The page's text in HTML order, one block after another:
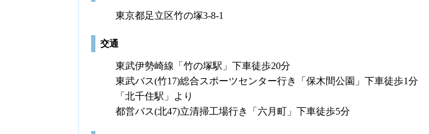
東京都足立区竹の塚3-8-1
交通
東武伊勢崎線「竹の塚駅」下車徒歩20分
東武バス(竹17)総合スポーツセンター行き「保木間公園」下車徒歩1分
「北千住駅」より
都営バス(北47)立清掃工場行き「六月町」下車徒歩5分